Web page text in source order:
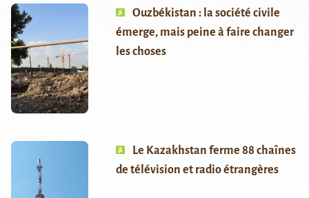
Ouzbékistan : la société civile
émerge, mais peine à faire changer
les choses
Le Kazakhstan ferme 88 chaînes
de télévision et radio étrangères